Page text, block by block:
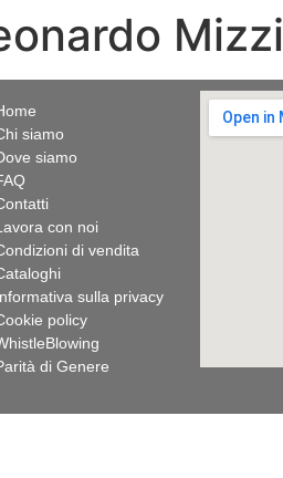
Mizzi
siamo
siamo
con noi
di vendita
sulla privacy
policy
di Genere